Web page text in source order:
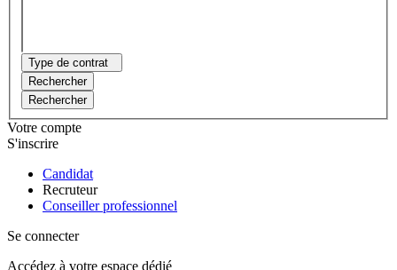
Type de contrat
Rechercher
Rechercher
Votre compte
S'inscrire
Candidat
Recruteur
Conseiller professionnel
Se connecter
Accédez à votre espace dédié